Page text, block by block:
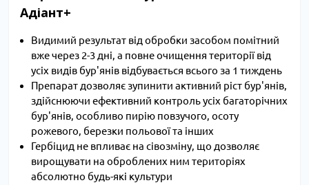
Адіант+
Видимий результат від обробки засобом помітний
вже через 2-3 дні, а повне очищення території від
усіх видів бур'янів відбувається всього за 1 тиждень
Препарат дозволяє зупинити активний ріст бур'янів,
здійснюючи ефективний контроль усіх багаторічних
бур'янів, особливо пирію повзучого, осоту
рожевого, березки польової та інших
Гербіцид не впливає на сівозміну, що дозволяє
вирощувати на оброблених ним територіях
абсолютно будь-які культури